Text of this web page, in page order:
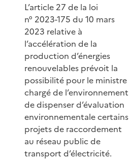
L’article 27 de la loi
n° 2023-175 du 10 mars
2023 relative à
l’accélération de la
production d’énergies
renouvelables prévoit la
possibilité pour le ministre
chargé de l’environnement
de dispenser d’évaluation
environnementale certains
projets de raccordement
au réseau public de
transport d’électricité.